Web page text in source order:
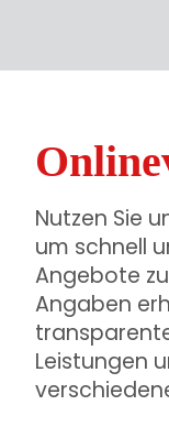
Nutzen Sie
um schnell
Angebote
Angaben
Leistungen